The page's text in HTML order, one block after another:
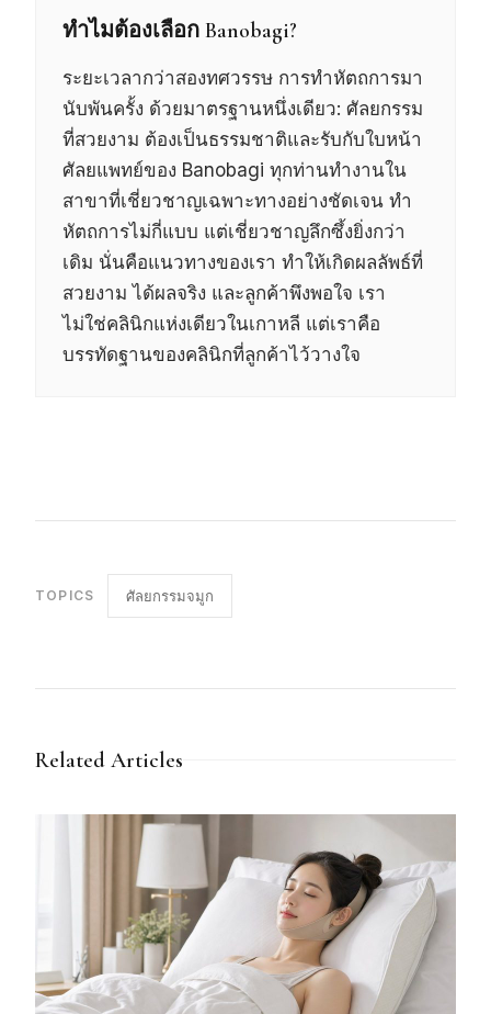
ทำไมต้องเลือก Banobagi?
ระยะเวลากว่าสองทศวรรษ การทำหัตถการมา
นับพันครั้ง ด้วยมาตรฐานหนึ่งเดียว: ศัลยกรรม
ที่สวยงาม ต้องเป็นธรรมชาติและรับกับใบหน้า
ศัลยแพทย์ของ Banobagi ทุกท่านทำงานใน
สาขาที่เชี่ยวชาญเฉพาะทางอย่างชัดเจน ทำ
หัตถการไม่กี่แบบ แต่เชี่ยวชาญลึกซึ้งยิ่งกว่า
เดิม นั่นคือแนวทางของเรา ทำให้เกิดผลลัพธ์ที่
สวยงาม ได้ผลจริง และลูกค้าพึงพอใจ เรา
ไม่ใช่คลินิกแห่งเดียวในเกาหลี แต่เราคือ
บรรทัดฐานของคลินิกที่ลูกค้าไว้วางใจ
TOPICS ศัลยกรรมจมูก
Related Articles